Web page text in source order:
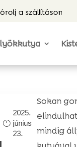
a szállításon
2025.
június
23.
Sokan
mindig